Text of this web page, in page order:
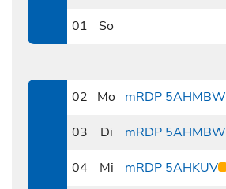
01
So
02
Mo mRDP 5AHMBW
03
Di mRDP 5AHMBW
04
Mi mRDP 5AHKUV